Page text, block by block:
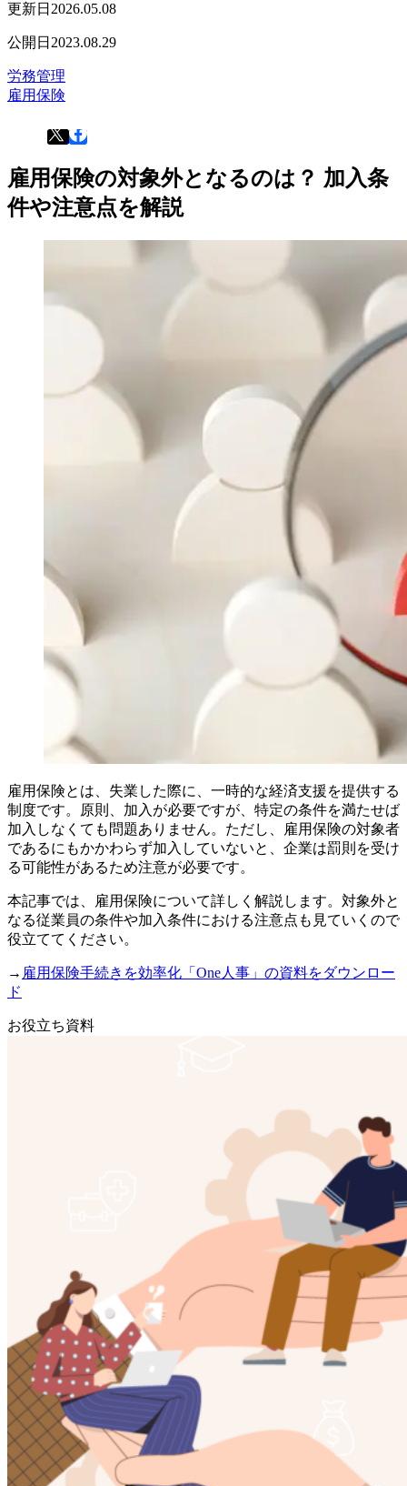
更新日 2026.05.08
公開日 2023.08.29
労務管理
雇用保険
雇用保険の対象外となるのは？ 加入条
件や注意点を解説
雇用保険とは、失業した際に、一時的な経済支援を提供する
制度です。原則、加入が必要ですが、特定の条件を満たせば
加入しなくても問題ありません。ただし、雇用保険の対象者
であるにもかかわらず加入していないと、企業は罰則を受け
る可能性があるため注意が必要です。
本記事では、雇用保険について詳しく解説します。対象外と
なる従業員の条件や加入条件における注意点も見ていくので
役立ててください。
→ 雇用保険手続きを効率化「One人事」の資料をダウンロー
ド
お役立ち資料